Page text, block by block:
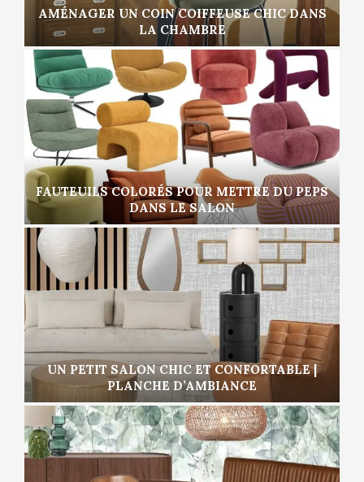
AMÉNAGER UN COIN COIFFEUSE CHIC DANS
LA CHAMBRE
FAUTEUILS COLORÉS POUR METTRE DU PEPS
DANS LE SALON
UN PETIT SALON CHIC ET CONFORTABLE |
PLANCHE D’AMBIANCE